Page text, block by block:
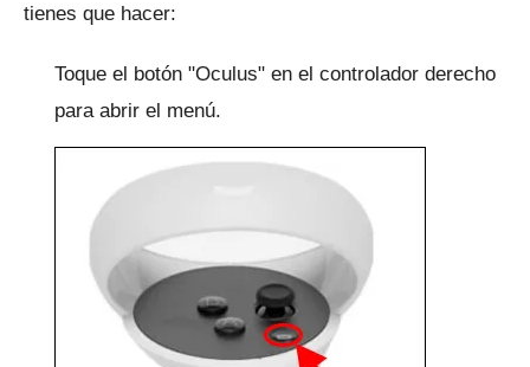
tienes que hacer:
Toque el botón "Oculus" en el controlador derecho
para abrir el menú.